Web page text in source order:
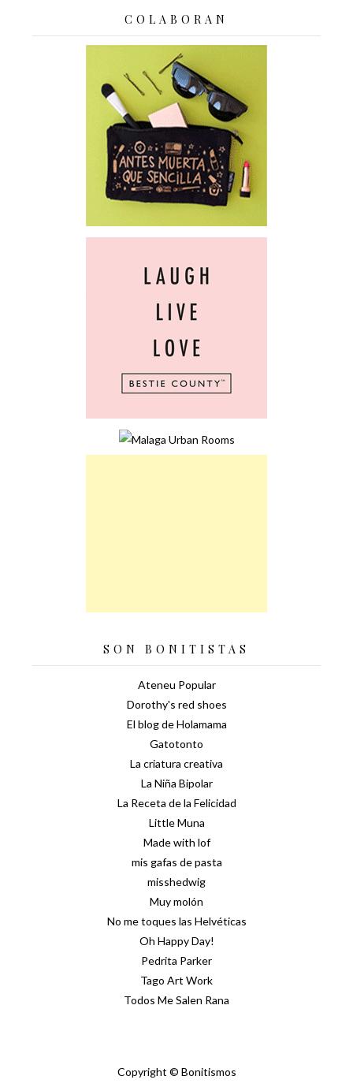
COLABORAN
SON BONITISTAS
Ateneu Popular
Dorothy's red shoes
El blog de Holamama
Gatotonto
La criatura creativa
La Niña Bipolar
La Receta de la Felicidad
Little Muna
Made with lof
mis gafas de pasta
misshedwig
Muy molón
No me toques las Helvéticas
Oh Happy Day!
Pedrita Parker
Tago Art Work
Todos Me Salen Rana
Copyright © Bonitismos